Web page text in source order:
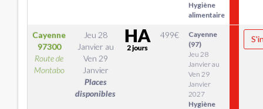
Hygiène
alimentaire
Cayenne
97300
Route de
Montabo
Jeu 28
Janvier au
Ven 29
Janvier
Places
disponibles
499€
Cayenne
(97)
Jeu 28
Janvier au
Ven 29
Janvier
2027
Hygiène